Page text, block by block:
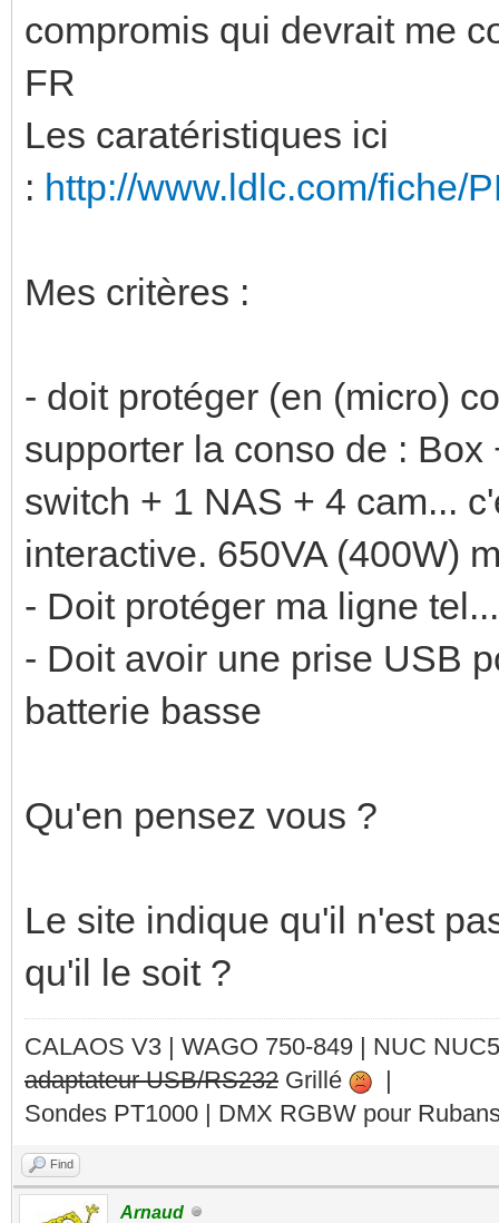
compromis qui devrait me
FR
Les caratéristiques ici
: http://www.ldlc.com/fiche/
Mes critères :
- doit protéger (en (micro)
supporter la conso de :
switch + 1 NAS + 4 cam...
interactive. 650VA (400W)
- Doit protéger ma ligne
- Doit avoir une prise USB
batterie basse
Qu'en pensez vous ?
Le site indique qu'il n'est
qu'il le soit ?
CALAOS V3 | WAGO 750-849 | NUC
adaptateur USB/RS232 Grillé
|
Sondes PT1000 | DMX RGBW pour
Find
Arnaud